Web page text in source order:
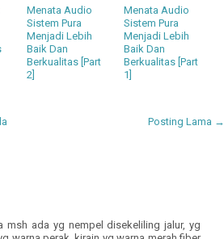
Menata Audio
Sistem Pura
Menjadi Lebih
Baik Dan
Berkualitas [Part
2]
Menata Audio
Sistem Pura
Menjadi Lebih
Baik Dan
Berkualitas [Part
1]
Posting Lama →
ada yg nempel disekeliling jalur, yg